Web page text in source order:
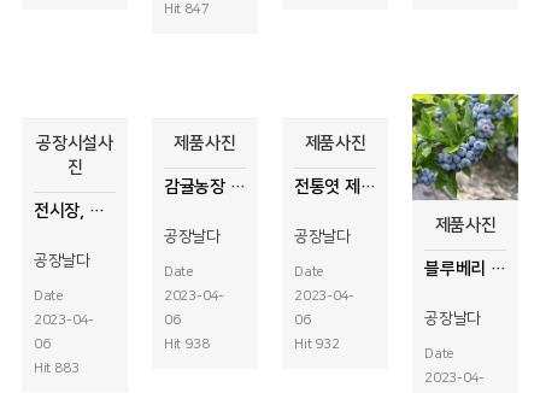
Hit 847
공장시설사
진
전시장, 펜션 시설물 사진촬영
공장날다
Date
2023-04-
06
Hit 883
제품사진
감귤농장 쇼핑몰 제품등록용 사진촬영
공장날다
Date
2023-04-
06
Hit 938
제품사진
전통엿 제품사진촬영
공장날다
Date
2023-04-
06
Hit 932
제품사진
블루베리 농장 소개용 블루베리사진촬영
공장날다
Date
2023-04-